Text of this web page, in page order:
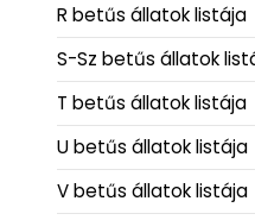
R betűs állatok listája
S-Sz betűs állatok
T betűs állatok listája
U betűs állatok listája
V betűs állatok listája